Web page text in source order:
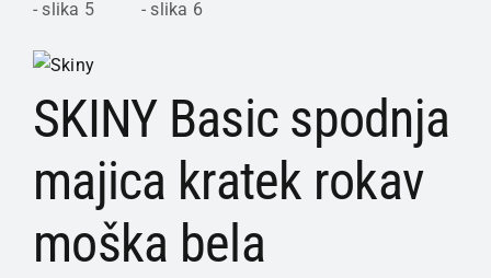
SKINY Basic spodnja
majica kratek rokav
moška bela